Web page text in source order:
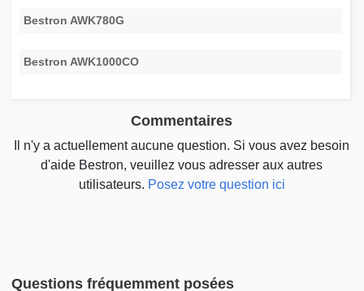
Bestron AWK780G
Bestron AWK1000CO
Commentaires
Il n'y a actuellement aucune question. Si vous avez besoin
d'aide Bestron, veuillez vous adresser aux autres
utilisateurs. Posez votre question ici
Questions fréquemment posées